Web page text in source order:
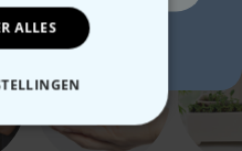
ALLES
van korting